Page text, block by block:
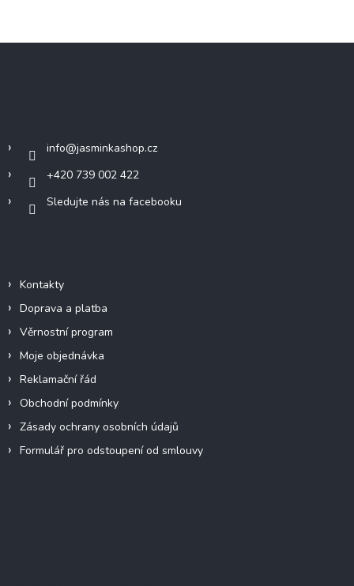
info@jasminkashop.cz
+420 739 002 422
Sledujte nás na facebooku
Kontakty
Doprava a platba
Věrnostní program
Moje objednávka
Reklamační řád
Obchodní podmínky
Zásady ochrany osobních údajů
Formulář pro odstoupení od smlouvy